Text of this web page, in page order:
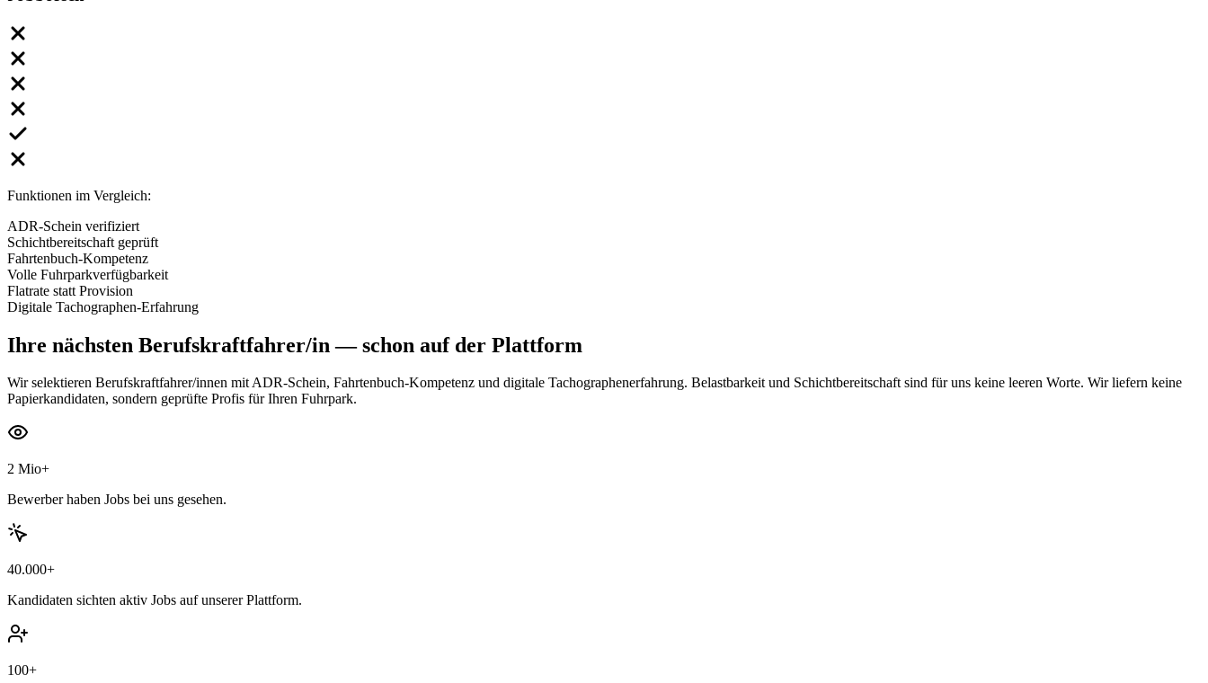
Funktionen im Vergleich:
ADR-Schein verifiziert
Schichtbereitschaft geprüft
Fahrtenbuch-Kompetenz
Volle Fuhrparkverfügbarkeit
Flatrate statt Provision
Digitale Tachographen-Erfahrung
Ihre nächsten Berufskraftfahrer/in — schon auf der Plattform
Wir selektieren Berufskraftfahrer/innen mit ADR-Schein, Fahrtenbuch-Kompetenz und digitale Tachographenerfahrung. Belastbarkeit und Schichtbereitschaft sind für uns keine leeren Worte. Wir liefern keine
Papierkandidaten, sondern geprüfte Profis für Ihren Fuhrpark.
2 Mio+
Bewerber haben Jobs bei uns gesehen.
40.000+
Kandidaten sichten aktiv Jobs auf unserer Plattform.
100+